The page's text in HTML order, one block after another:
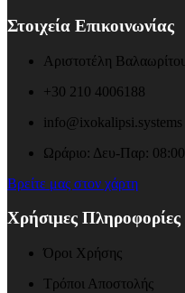
Στοιχεία Επικοινωνίας
Αριστοτέλη
+30 210 4006188
info@ixokalipsi.systems
Ωράριο: Δευ-Παρ:
Βρείτε μας στον χάρτη
Χρήσιμες Πληροφορίες
Όροι Χρήσης
Τρόποι Αποστολής